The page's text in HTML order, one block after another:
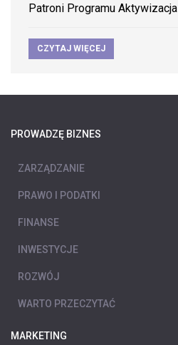
Patroni Programu Aktywizacja
CZYTAJ WIĘCEJ
PROWADZĘ BIZNES
ZARZĄDZANIE
PRAWO I PODATKI
FINANSE
INWESTYCJE
ROZWÓJ
WARTO PRZECZYTAĆ
MARKETING